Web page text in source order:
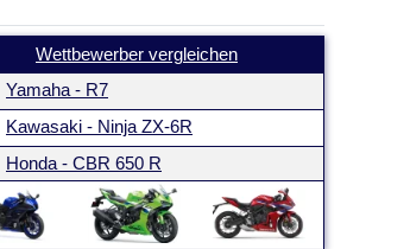
Wettbewerber vergleichen
Yamaha - R7
Kawasaki - Ninja ZX-6R
Honda - CBR 650 R